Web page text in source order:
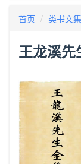
首页 类书文集
王龙溪先